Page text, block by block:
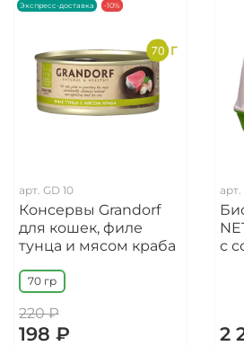
Экспресс-доставка -10%
арт. GD 10
Консервы Grandorf
для кошек, филе
тунца и мясом краба
70 гр
220 ₽
198 ₽
арт.
с
2